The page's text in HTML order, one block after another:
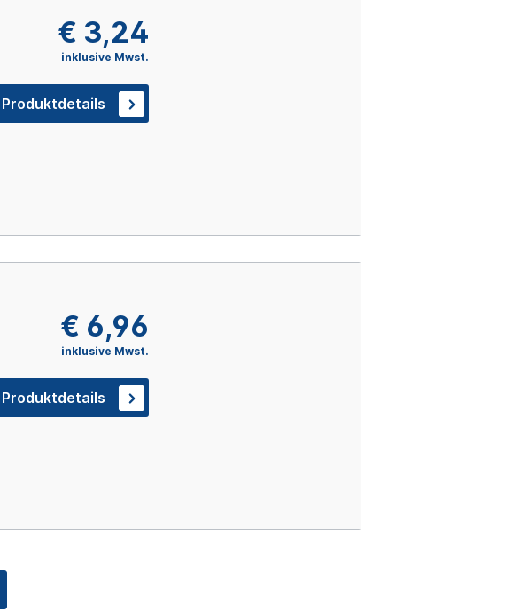
€ 3,24
inklusive Mwst.
Produktdetails
€ 6,96
inklusive Mwst.
Produktdetails